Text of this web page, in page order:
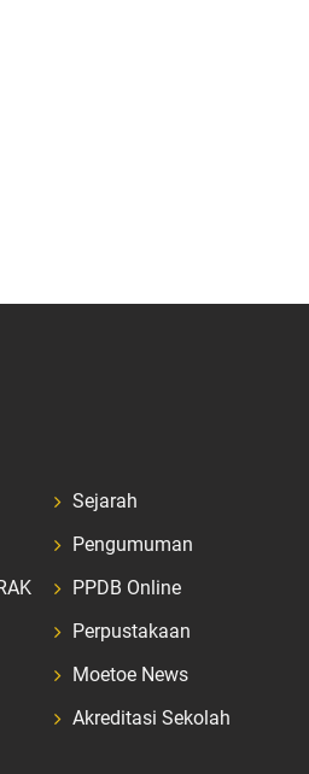
Sejarah
Pengumuman
PPDB Online
Perpustakaan
Moetoe News
Akreditasi Sekolah